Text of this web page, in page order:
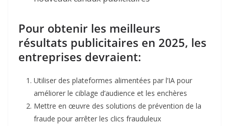
Pour obtenir les meilleurs
résultats publicitaires en 2025, les
entreprises devraient:​
Utiliser des plateformes alimentées par l’IA pour
améliorer le ciblage d’audience et les enchères
Mettre en œuvre des solutions de prévention de la
fraude pour arrêter les clics frauduleux